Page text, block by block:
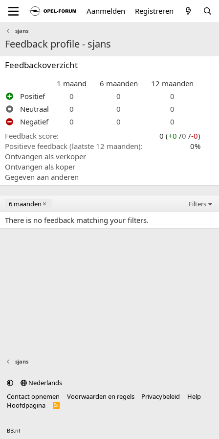
Aanmelden Registreren
sjans
Feedback profile - sjans
Feedbackoverzicht
1 maand 6 maanden
12 maanden
Positief
0 0
0
Neutraal
0 0
0
Negatief
0 0
0
Feedback score
0 (+0 /0 /-0)
Positieve feedback (laatste 12 maanden)
0%
Ontvangen als verkoper
Ontvangen als koper
Gegeven aan anderen
6 maanden Filters
There is no feedback matching your filters.
sjans
Nederlands
Contact opnemen
Voorwaarden en regels Privacybeleid
Help
Hoofdpagina
R
BB.nl